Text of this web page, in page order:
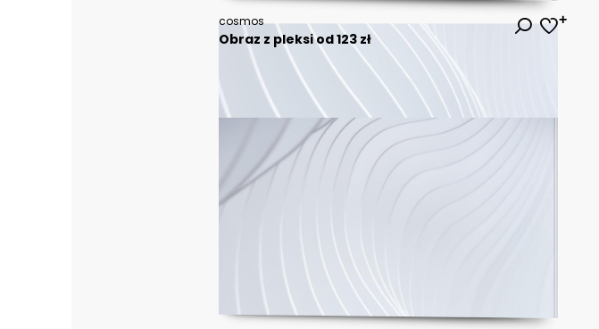
cosmos
Obraz z pleksi od 123 zł